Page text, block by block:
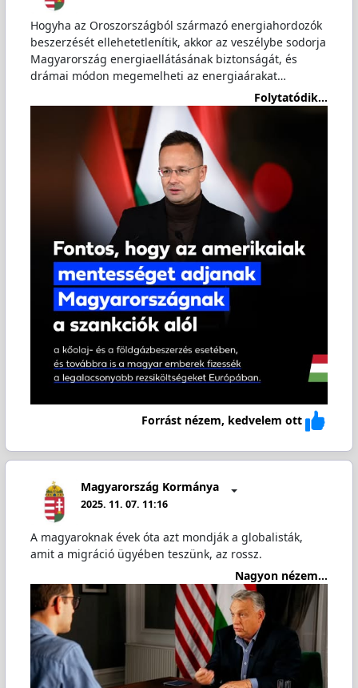
Hogyha az Oroszországból származó energiahordozók
beszerzését ellehetetlenítik, akkor az veszélybe sodorja
Magyarország energiaellátásának biztonságát, és
drámai módon megemelheti az energiaárakat…
Folytatódik...
Forrást nézem, kedvelem ott
Magyarország Kormánya
2025. 11. 07. 11:16
A magyaroknak évek óta azt mondják a globalisták,
amit a migráció ügyében teszünk, az rossz.
Nagyon nézem...